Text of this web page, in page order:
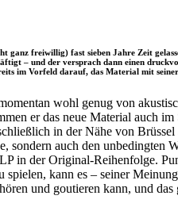
freiwillig) fast sieben Jahre Zeit
– und der versprach dann einen
im Vorfeld darauf, das Material mit
wohl genug von
er das neue Material auch
in der Nähe von
sondern auch den
in der Original-Reihenfolge.
kann es – seiner
und goutieren kann, und